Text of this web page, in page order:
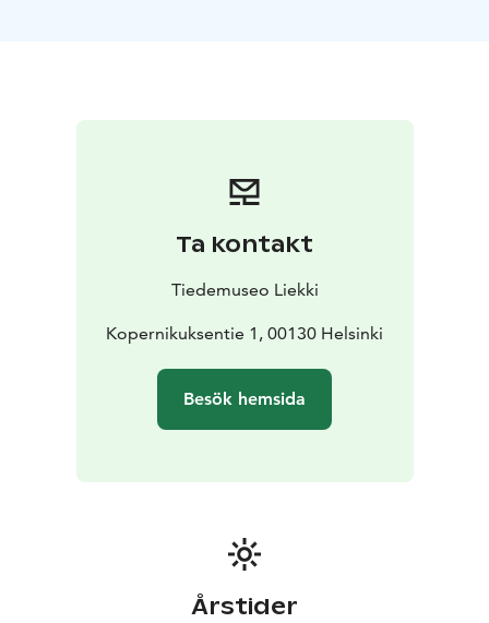
Ta kontakt
Tiedemuseo Liekki
Kopernikuksentie 1, 00130 Helsinki
Besök hemsida
Årstider